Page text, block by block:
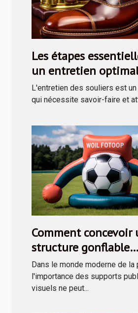
Les étapes
un entretien
souliers avec un kit
L'entretien des souliers est
qui nécessite savoir-faire et
Comment concevoir
structure gonflable
publicitaire efficace
Dans le monde moderne de la
l'importance des supports
visuels ne peut...